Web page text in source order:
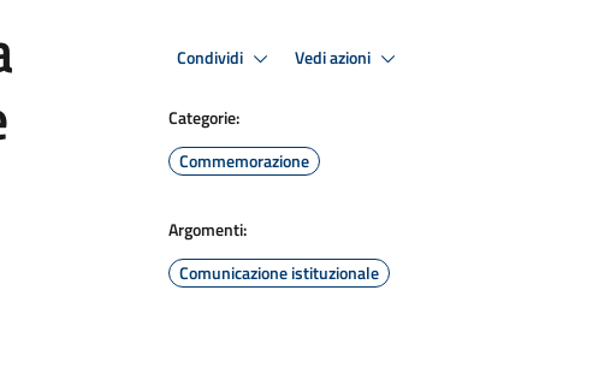
Condividi Vedi azioni
Categorie:
Commemorazione
Argomenti:
Comunicazione istituzionale